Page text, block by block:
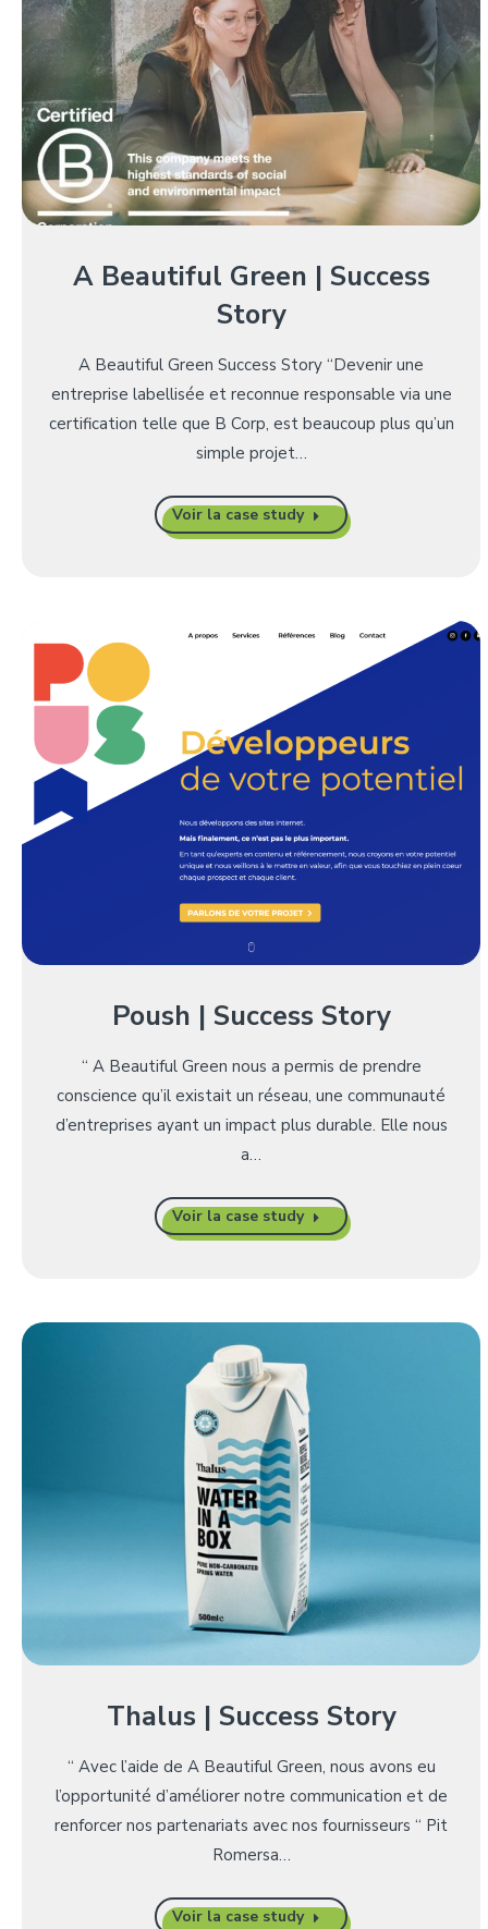
A Beautiful Green | Success
Story
A Beautiful Green Success Story “Devenir une
entreprise labellisée et reconnue responsable via une
certification telle que B Corp, est beaucoup plus qu’un
simple projet…
Voir la case study
Poush | Success Story
“ A Beautiful Green nous a permis de prendre
conscience qu’il existait un réseau, une communauté
d’entreprises ayant un impact plus durable. Elle nous
a…
Voir la case study
Thalus | Success Story
“ Avec l’aide de A Beautiful Green, nous avons eu
l’opportunité d’améliorer notre communication et de
renforcer nos partenariats avec nos fournisseurs “ Pit
Romersa…
Voir la case study